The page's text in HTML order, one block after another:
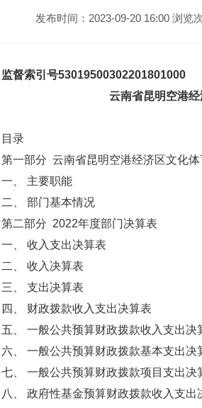
发布时间：2023-09-20 16:00 浏览
监督索引号53019500302201801000
云南省昆明空港
目录
第一部分 云南省昆明空港经济区文化
一、 主要职能
二、 部门基本情况
第二部分 2022年度部门决算表
一、 收入支出决算表
二、 收入决算表
三、 支出决算表
四、 财政拨款收入支出决算表
五、 一般公共预算财政拨款收入支出决
六、 一般公共预算财政拨款基本支出决
七、 一般公共预算财政拨款项目支出决
八、 政府性基金预算财政拨款收入支出